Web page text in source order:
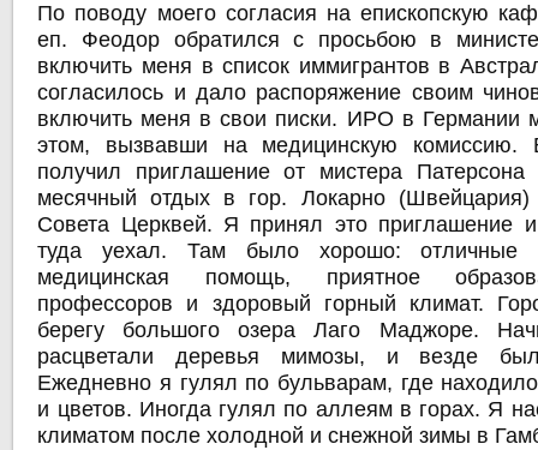
По поводу моего согласия на епископскую
еп. Феодор обратился с просьбою в
включить меня в список иммигрантов в
согласилось и дало распоряжение своим
включить меня в свои писки. ИРО в Германии
этом, вызвавши на медицинскую
получил приглашение от мистера Патерсона
месячный отдых в гор. Локарно
Совета Церквей. Я принял это приглашение
туда уехал. Там было хорошо: отличные
медицинская помощь, приятное
профессоров и здоровый горный климат.
берегу большого озера Лаго Маджоре.
расцветали деревья мимозы, и везде
Ежедневно я гулял по бульварам, где
и цветов. Иногда гулял по аллеям в горах. Я
климатом после холодной и снежной зимы в